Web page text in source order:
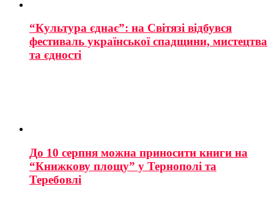
“Культура єднає”: на Світязі відбувся
фестиваль української спадщини, мистецтва
та єдності
До 10 серпня можна приносити книги на
“Книжкову площу” у Тернополі та
Теребовлі